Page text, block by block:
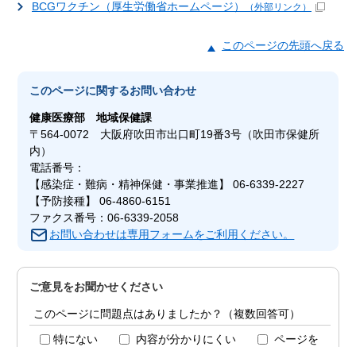
BCGワクチン（厚生労働省ホームページ） （外部リンク）
このページの先頭へ戻る
このページに関するお問い合わせ
健康医療部地域保健課
〒564-0072 大阪府吹田市出口町19番3号（吹田市保健所
内）
電話番号：
【感染症・難病・精神保健・事業推進】 06-6339-2227
【予防接種】 06-4860-6151
ファクス番号：06-6339-2058
お問い合わせは専用フォームをご利用ください。
ご意見をお聞かせください
このページに問題点はありましたか？（複数回答可）
特にない 内容が分かりにくい
ページを